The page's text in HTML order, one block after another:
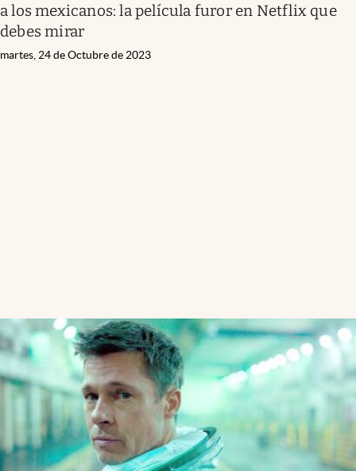
a los mexicanos: la película furor en Netflix que
debes mirar
martes, 24 de Octubre de 2023